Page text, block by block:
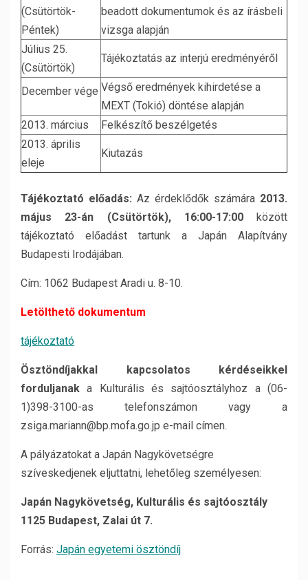
(Csütörtök-
Péntek)
beadott dokumentumok és az írásbeli
vizsga alapján
Július 25.
(Csütörtök)
Tájékoztatás az interjú eredményéről
December vége Végső eredmények kihirdetése a
MEXT (Tokió) döntése alapján
2013. március
Felkészítő beszélgetés
2013. április
eleje
Kiutazás
Tájékoztató előadás: Az érdeklődők számára 2013.
május 23-án (Csütörtök), 16:00-17:00között
tájékoztató előadást tartunk a Japán Alapítvány
Budapesti Irodájában.
Cím: 1062 Budapest Aradi u. 8-10.
Letölthető dokumentum
tájékoztató
Ösztöndíjakkal kapcsolatos kérdéseikkel
forduljanak a Kulturális és sajtóosztályhoz a (06-
1)398-3100-as telefonszámon vagy a
zsiga.mariann@bp.mofa.go.jp e-mail címen.
A pályázatokat a Japán Nagykövetségre
szíveskedjenek eljuttatni, lehetőleg személyesen:
Japán Nagykövetség, Kulturális és sajtóosztály
1125 Budapest, Zalai út 7.
Forrás: Japán egyetemi ösztöndíj